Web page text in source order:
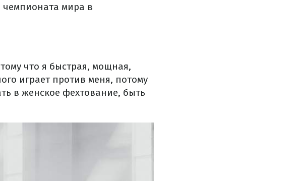
мира в
что я быстрая, мощная,
играет против меня, потому
в женское фехтование, быть